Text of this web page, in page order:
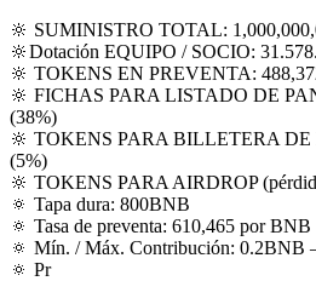
‍🔆 SUMINISTRO TOTAL:
🔆Dotación EQUIPO / SOCIO:
🔆 TOKENS EN PREVENTA:
‍🔆 FICHAS PARA LISTADO DE
(38%)
🔆 TOKENS PARA BILLETERA
(5%)
🔆 TOKENS PARA AIRDROP
🔅 Tapa dura: 800BNB
🔅 Tasa de preventa: 610,465 por BNB
🔅 Mín. / Máx. Contribución: 0.2BNB
🔅 Pr